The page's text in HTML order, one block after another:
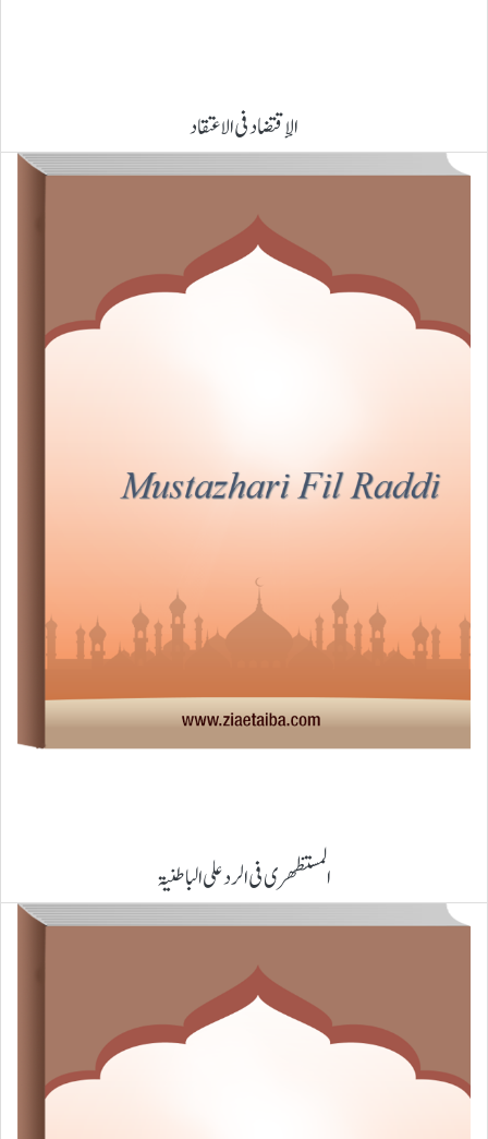
الإقتضاد فی الاعتقاد
المستظھری فی الرد علی الباطنیۃ